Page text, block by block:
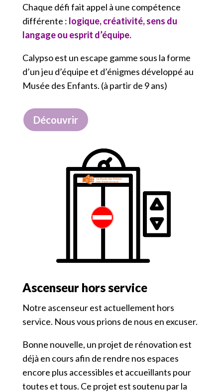
Chaque défi fait appel à une compétence
différente : logique, créativité, sens du
langage ou esprit d’équipe.
Calypso est un escape gamme sous la forme
d’un jeu d’équipe et d’énigmes développé au
Musée des Enfants. (à partir de 9 ans)
Découvrir
Ascenseur hors service
Notre ascenseur est actuellement hors
service. Nous vous prions de nous en excuser.
Bonne nouvelle, un projet de rénovation est
déjà en cours afin de rendre nos espaces
encore plus accessibles et accueillants pour
toutes et tous. Ce projet est soutenu par la